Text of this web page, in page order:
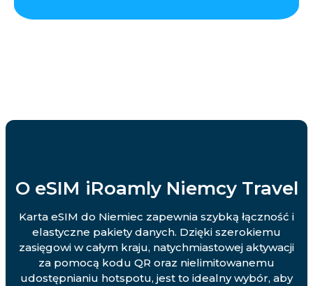
O eSIM iRoamly Niemcy Travel
Karta eSIM do Niemiec zapewnia szybką łączność i
elastyczne pakiety danych. Dzięki szerokiemu
zasięgowi w całym kraju, natychmiastowej aktywacji
za pomocą kodu QR oraz nielimitowanemu
udostępnianiu hotspotu, jest to idealny wybór, aby